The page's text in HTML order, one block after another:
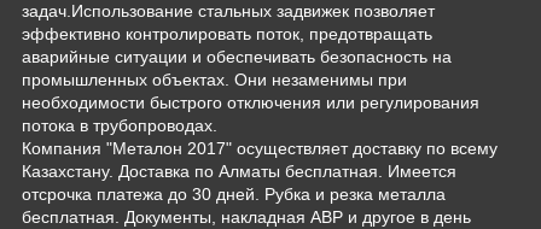
задач.Использование стальных задвижек позволяет
эффективно контролировать поток, предотвращать
аварийные ситуации и обеспечивать безопасность на
промышленных объектах. Они незаменимы при
необходимости быстрого отключения или регулирования
потока в трубопроводах.
Компания "Металон 2017" осуществляет доставку по всему
Казахстану. Доставка по Алматы бесплатная. Имеется
отсрочка платежа до 30 дней. Рубка и резка металла
бесплатная. Документы, накладная АВР и другое в день